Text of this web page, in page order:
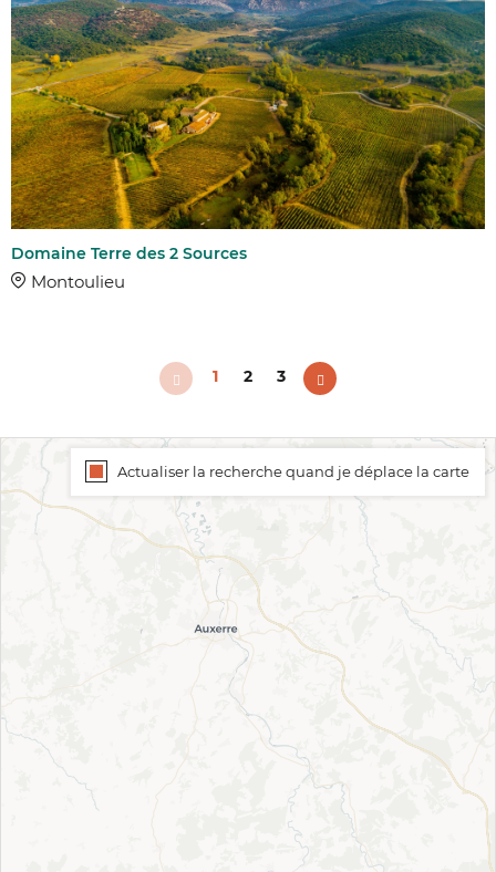
Domaine Terre des 2 Sources
Montoulieu
1 2 3
Actualiser la recherche quand je déplace la carte